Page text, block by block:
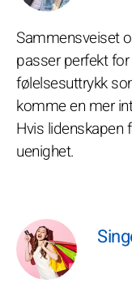
Sammensveiset
passer perfekt
følelsesuttrykk
komme en mer
Hvis lidenskapen
uenighet.